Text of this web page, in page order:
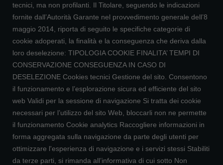
tecnici, ma non profilanti. Il Titolare, seguendo le indicazioni
fornite dall’Autorità Garante nel provvedimento generale dell’8
maggio 2014, riporta di seguito le specifiche categorie di
cookie adoperati, la finalità e la conseguenza che deriva dalla
loro deselezione: TIPOLOGIA COOKIE FINALITA’ TEMPI DI
CONSERVAZIONE CONSEGUENZA IN CASO DI
DESELEZIONE Cookies tecnici Gestione del sito. Consentono
il funzionamento e l’esplorazione sicura ed efficiente del sito
web Validi per la sessione di navigazione Si tratta dei cookie
necessari per l’utilizzo del sito Web, bloccarli non ne permette
il funzionamento Cookie analytics Raccogliere informazioni in
forma aggregata sulla navigazione da parte degli utenti per
ottimizzare l'esperienza di navigazione e i servizi stessi Stabiliti
da terze parti, si rimanda all’informativa di cui sotto Non